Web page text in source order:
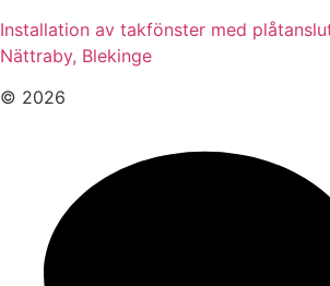
Installation av takfönster med
Nättraby, Blekinge
© 2026